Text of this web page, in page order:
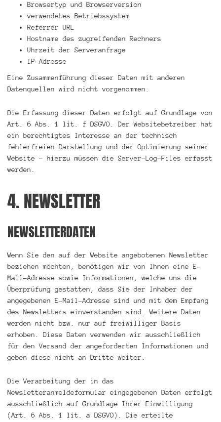
Browsertyp und Browserversion
verwendetes Betriebssystem
Referrer URL
Hostname des zugreifenden Rechners
Uhrzeit der Serveranfrage
IP-Adresse
Eine Zusammenführung dieser Daten mit anderen
Datenquellen wird nicht vorgenommen.
Die Erfassung dieser Daten erfolgt auf Grundlage von
Art. 6 Abs. 1 lit. f DSGVO. Der Websitebetreiber hat
ein berechtigtes Interesse an der technisch
fehlerfreien Darstellung und der Optimierung seiner
Website – hierzu müssen die Server-Log-Files erfasst
werden.
4. NEWSLETTER
NEWSLETTERDATEN
Wenn Sie den auf der Website angebotenen Newsletter
beziehen möchten, benötigen wir von Ihnen eine E-
Mail-Adresse sowie Informationen, welche uns die
Überprüfung gestatten, dass Sie der Inhaber der
angegebenen E-Mail-Adresse sind und mit dem Empfang
des Newsletters einverstanden sind. Weitere Daten
werden nicht bzw. nur auf freiwilliger Basis
erhoben. Diese Daten verwenden wir ausschließlich
für den Versand der angeforderten Informationen und
geben diese nicht an Dritte weiter.
Die Verarbeitung der in das
Newsletteranmeldeformular eingegebenen Daten erfolgt
ausschließlich auf Grundlage Ihrer Einwilligung
(Art. 6 Abs. 1 lit. a DSGVO). Die erteilte